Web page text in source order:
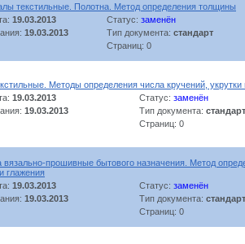
текстильные. Полотна. Метод определения толщины
19.03.2013 Статус: заменён
19.03.2013 Тип документа: стандарт
Страниц: 0
Методы определения числа кручений, укрутки
19.03.2013 Статус: заменён
19.03.2013 Тип документа: стандарт
Страниц: 0
вязально-прошивные бытового назначения. Метод
глажения
19.03.2013 Статус: заменён
19.03.2013 Тип документа: стандарт
Страниц: 0